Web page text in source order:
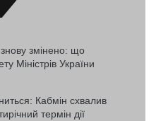
знову змінено: що
Міністрів України
Кабмін схвалив
термін дії